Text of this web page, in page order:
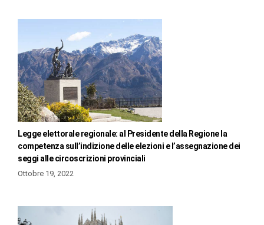
Legge elettorale regionale: al Presidente della Regione la
competenza sull’indizione delle elezioni e l’assegnazione dei
seggi alle circoscrizioni provinciali
Ottobre 19, 2022